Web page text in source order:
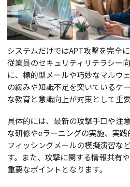
システムだけではAPT攻撃を完全に
従業員のセキュリティリテラシー
に、 標的型メールや巧妙なマルウ
の緩みや知識不足を突いているケ
な教育と意識向上が対策として重
具体的には、 最新の攻撃手口や注
な研修やeラーニングの実施、 実践
フィッシングメールの模擬演習な
す。また、 攻撃に関する情報共有や
重要なポイント となります。